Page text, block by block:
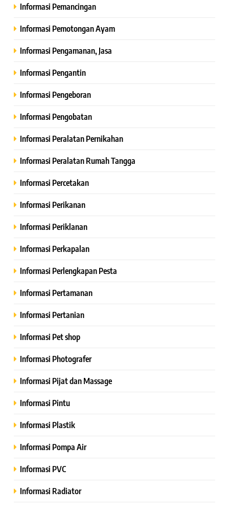
Informasi Pemancingan
Informasi Pemotongan Ayam
Informasi Pengamanan, Jasa
Informasi Pengantin
Informasi Pengeboran
Informasi Pengobatan
Informasi Peralatan Pernikahan
Informasi Peralatan Rumah Tangga
Informasi Percetakan
Informasi Perikanan
Informasi Periklanan
Informasi Perkapalan
Informasi Perlengkapan Pesta
Informasi Pertamanan
Informasi Pertanian
Informasi Pet shop
Informasi Photografer
Informasi Pijat dan Massage
Informasi Pintu
Informasi Plastik
Informasi Pompa Air
Informasi PVC
Informasi Radiator